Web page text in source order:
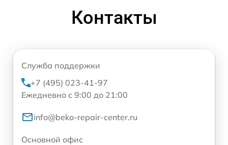
Контакты
Служба поддержки
+7 (495) 023-41-97
Ежедневно с 9:00 до 21:00
info@beko-repair-center.ru
Основной офис